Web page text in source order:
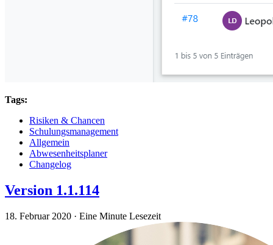
Tags:
Risiken & Chancen
Schulungsmanagement
Allgemein
Abwesenheitsplaner
Changelog
Version 1.1.114
18. Februar 2020 · Eine Minute Lesezeit